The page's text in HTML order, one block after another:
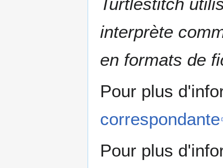
interprète
en formats de
Pour plus
correspondante
Pour plus